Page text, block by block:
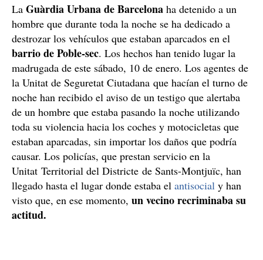
La Guàrdia Urbana de Barcelona ha detenido a un
hombre que durante toda la noche se ha dedicado a
destrozar los vehículos que estaban aparcados en el
barrio de Poble-sec. Los hechos han tenido lugar la
madrugada de este sábado, 10 de enero. Los agentes de
la Unitat de Seguretat Ciutadana que hacían el turno de
noche han recibido el aviso de un testigo que alertaba
de un hombre que estaba pasando la noche utilizando
toda su violencia hacia los coches y motocicletas que
estaban aparcadas, sin importar los daños que podría
causar. Los policías, que prestan servicio en la
Unitat Territorial del Districte de Sants-Montjuïc, han
llegado hasta el lugar donde estaba el antisocial y han
visto que, en ese momento, un vecino recriminaba su
actitud.